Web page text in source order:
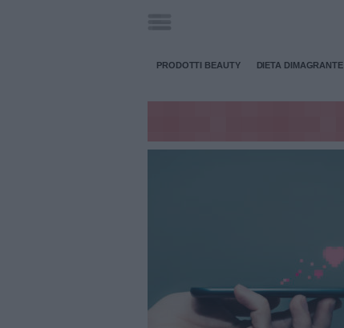
PRODOTTI BEAUTY DIETA DIMAGRANTE